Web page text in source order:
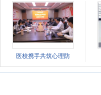
医校携手共筑心理防